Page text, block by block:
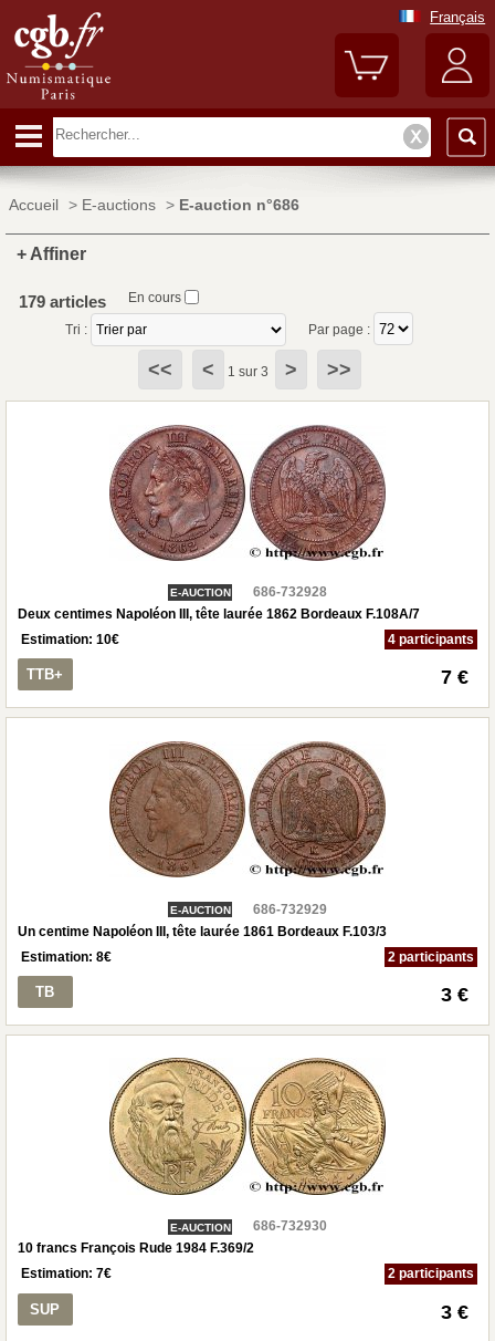
Français
Accueil > E-auctions > E-auction n°686
+ Affiner
179 articles En cours
Tri : Par page :
<< < 1 sur 3 > >>
E-AUCTION
686-732928
Deux centimes Napoléon III, tête laurée 1862 Bordeaux F.108A/7
Estimation: 10€ 4 participants
TTB+ 7 €
E-AUCTION
686-732929
Un centime Napoléon III, tête laurée 1861 Bordeaux F.103/3
Estimation: 8€ 2 participants
TB 3 €
E-AUCTION
686-732930
10 francs François Rude 1984 F.369/2
Estimation: 7€ 2 participants
SUP 3 €